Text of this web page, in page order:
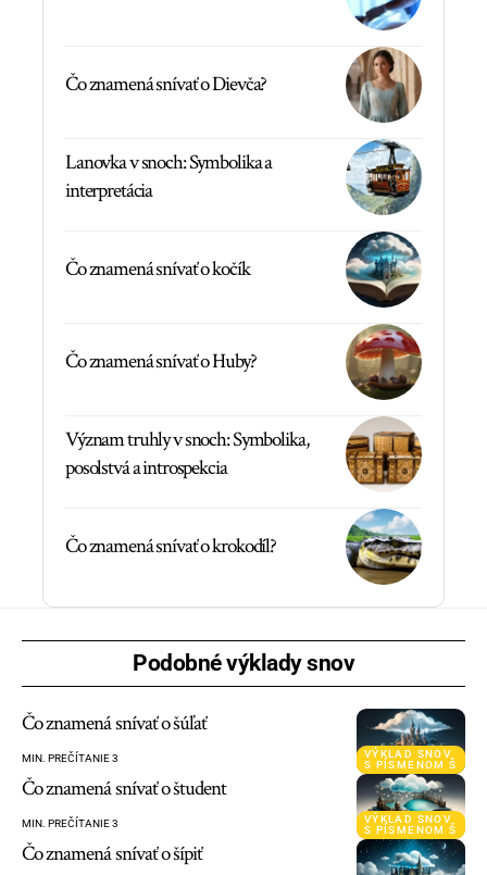
Čo znamená snívať o Dievča?
Lanovka v snoch: Symbolika a
interpretácia
Čo znamená snívať o kočík
Čo znamená snívať o Huby?
Význam truhly v snoch: Symbolika,
posolstvá a introspekcia
Čo znamená snívať o krokodíl?
Podobné výklady snov
VÝKLAD SNOV
S PÍSMENOM Š
Čo znamená snívať o šúľať
MIN. PREČÍTANIE 3
VÝKLAD SNOV
S PÍSMENOM Š
Čo znamená snívať o študent
MIN. PREČÍTANIE 3
Čo znamená snívať o šípiť